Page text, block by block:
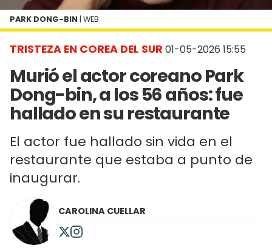
TRISTEZA EN COREA DEL SUR 01-05-2026 15:55
Murió el actor coreano Park
Dong-bin, a los 56 años: fue
hallado en su restaurante
El actor fue hallado sin vida en el
restaurante que estaba a punto de
inaugurar.
PARK DONG-BIN | WEB
CAROLINA CUELLAR